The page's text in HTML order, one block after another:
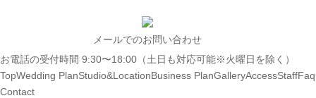
メールでのお問い合わせ
お電話の受付時間 9:30〜18:00（土日も対応可能※火曜日を除く）
TopWedding PlanStudio&LocationBusiness PlanGalleryAccessStaffFaq
Contact